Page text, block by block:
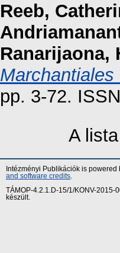
Reeb,
Ranarijaona,
pp. 3-72.
A
Intézményi Publikációk is powered
and software credits
TÁMOP-4.2.1.D-15/1/KONV-
készült.